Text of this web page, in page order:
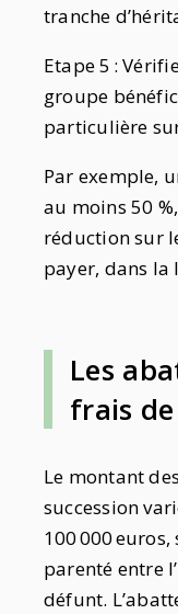
tranche
Etape 5 :
groupe
particulière
Par exemple,
au moins 50
réduction sur
payer, dans la
Les
frais
Le montant
succession
100 000
parenté entre
défunt.